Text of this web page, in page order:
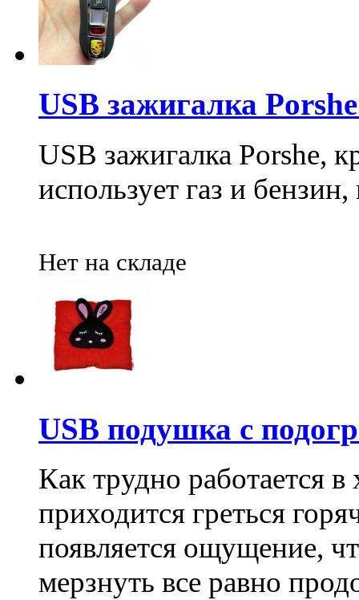
USB зажигалка
USB зажигалка Porshe,
использует газ и
Нет на складе
USB подушка с
Как трудно работается
приходится греться
появляется ощущение,
мерзнуть все равно